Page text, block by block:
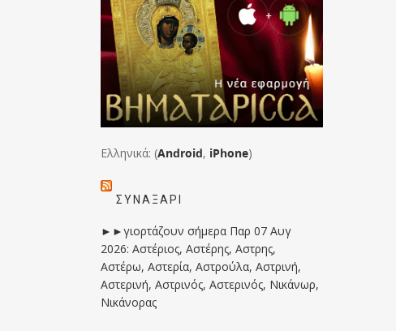
Ελληνικά: (Android, iPhone)
ΣΥΝΑΞΆΡΙ
►►γιορτάζουν σήμερα Παρ 07 Αυγ
2026: Αστέριος, Αστέρης, Αστρης,
Αστέρω, Αστερία, Αστρούλα, Αστρινή,
Αστερινή, Αστρινός, Αστερινός, Νικάνωρ,
Νικάνορας